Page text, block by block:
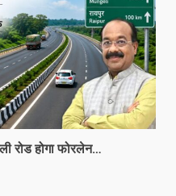
रोड होगा फोरलेन…